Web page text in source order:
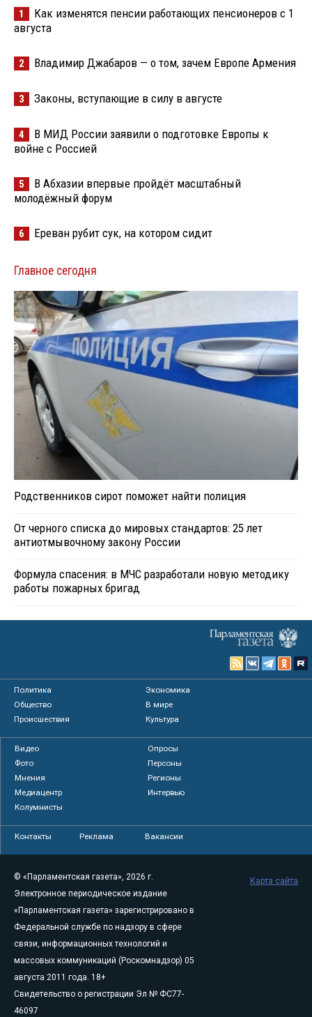
1
Как изменятся пенсии работающих пенсионеров с 1
августа
2 Владимир Джабаров — о том, зачем Европе Армения
3 Законы, вступающие в силу в августе
4
В МИД России заявили о подготовке Европы к
войне с Россией
5
В Абхазии впервые пройдёт масштабный
молодёжный форум
6 Ереван рубит сук, на котором сидит
Главное сегодня
Родственников сирот поможет найти полиция
От черного списка до мировых стандартов: 25 лет
антиотмывочному закону России
Формула спасения: в МЧС разработали новую методику
работы пожарных бригад
Политика
Экономика
Общество
В мире
Происшествия
Культура
Видео
Опросы
Фото
Персоны
Мнения
Регионы
Медиацентр
Интервью
Колумнисты
Контакты Реклама Вакансии
© «Парламентская газета», 2026 г.
Электронное периодическое издание
«Парламентская газета» зарегистрировано в
Федеральной службе по надзору в сфере
связи, информационных технологий и
массовых коммуникаций (Роскомнадзор) 05
августа 2011 года. 18+
Свидетельство о регистрации Эл № ФС77-
46097
Карта сайта